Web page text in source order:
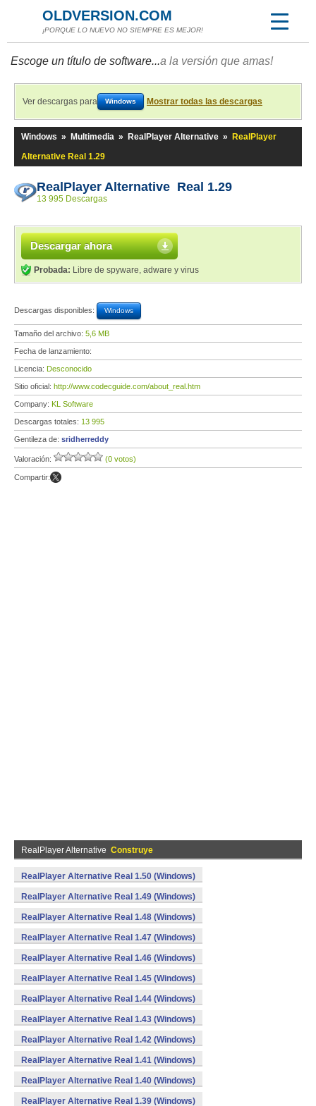
OLDVERSION.COM
¡PORQUE LO NUEVO NO SIEMPRE ES MEJOR!
Escoge un título de software...a la versión que amas!
Ver descargas para Windows Mostrar todas las descargas
Windows » Multimedia » RealPlayer Alternative »
RealPlayer
Alternative Real 1.29
RealPlayer Alternative Real 1.29
13 995 Descargas
Descargar ahora
Probada: Libre de spyware, adware y virus
Descargas disponibles: Windows
Tamaño del archivo: 5,6 MB
Fecha de lanzamiento:
Licencia: Desconocido
Sitio oficial: http://www.codecguide.com/about_real.htm
Company: KL Software
Descargas totales: 13 995
Gentileza de: sridherreddy
Valoración: (0 votos)
Compartir:
RealPlayer Alternative Construye
RealPlayer Alternative Real 1.50 (Windows)
RealPlayer Alternative Real 1.49 (Windows)
RealPlayer Alternative Real 1.48 (Windows)
RealPlayer Alternative Real 1.47 (Windows)
RealPlayer Alternative Real 1.46 (Windows)
RealPlayer Alternative Real 1.45 (Windows)
RealPlayer Alternative Real 1.44 (Windows)
RealPlayer Alternative Real 1.43 (Windows)
RealPlayer Alternative Real 1.42 (Windows)
RealPlayer Alternative Real 1.41 (Windows)
RealPlayer Alternative Real 1.40 (Windows)
RealPlayer Alternative Real 1.39 (Windows)